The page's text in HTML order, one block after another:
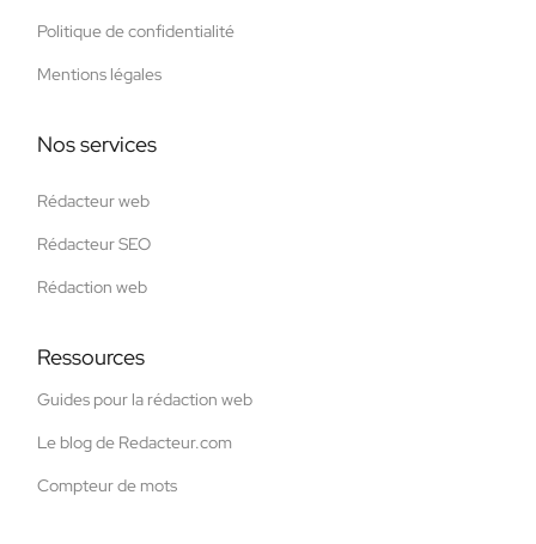
Politique de confidentialité
Mentions légales
Nos services
Rédacteur web
Rédacteur SEO
Rédaction web
Ressources
Guides pour la rédaction web
Le blog de Redacteur.com
Compteur de mots